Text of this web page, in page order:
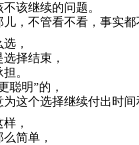
该继续的问题。
儿，不管看不看，事实
，
择结束，
。
聪明”的，
为这个选择继续付出时
，
简单，